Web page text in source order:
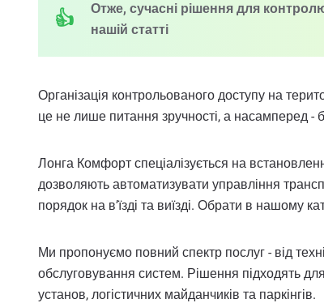
Отже, сучасні рішення для
нашій статті
Організація контрольованого доступу на
це не лише питання зручності, а насамперед -
Лонга Комфорт спеціалізується на
дозволяють автоматизувати управління
порядок на в’їзді та виїзді. Обрати в нашому
Ми пропонуємо повний спектр послуг - від
обслуговування систем. Рішення підходять
установ, логістичних майданчиків та паркінгів.